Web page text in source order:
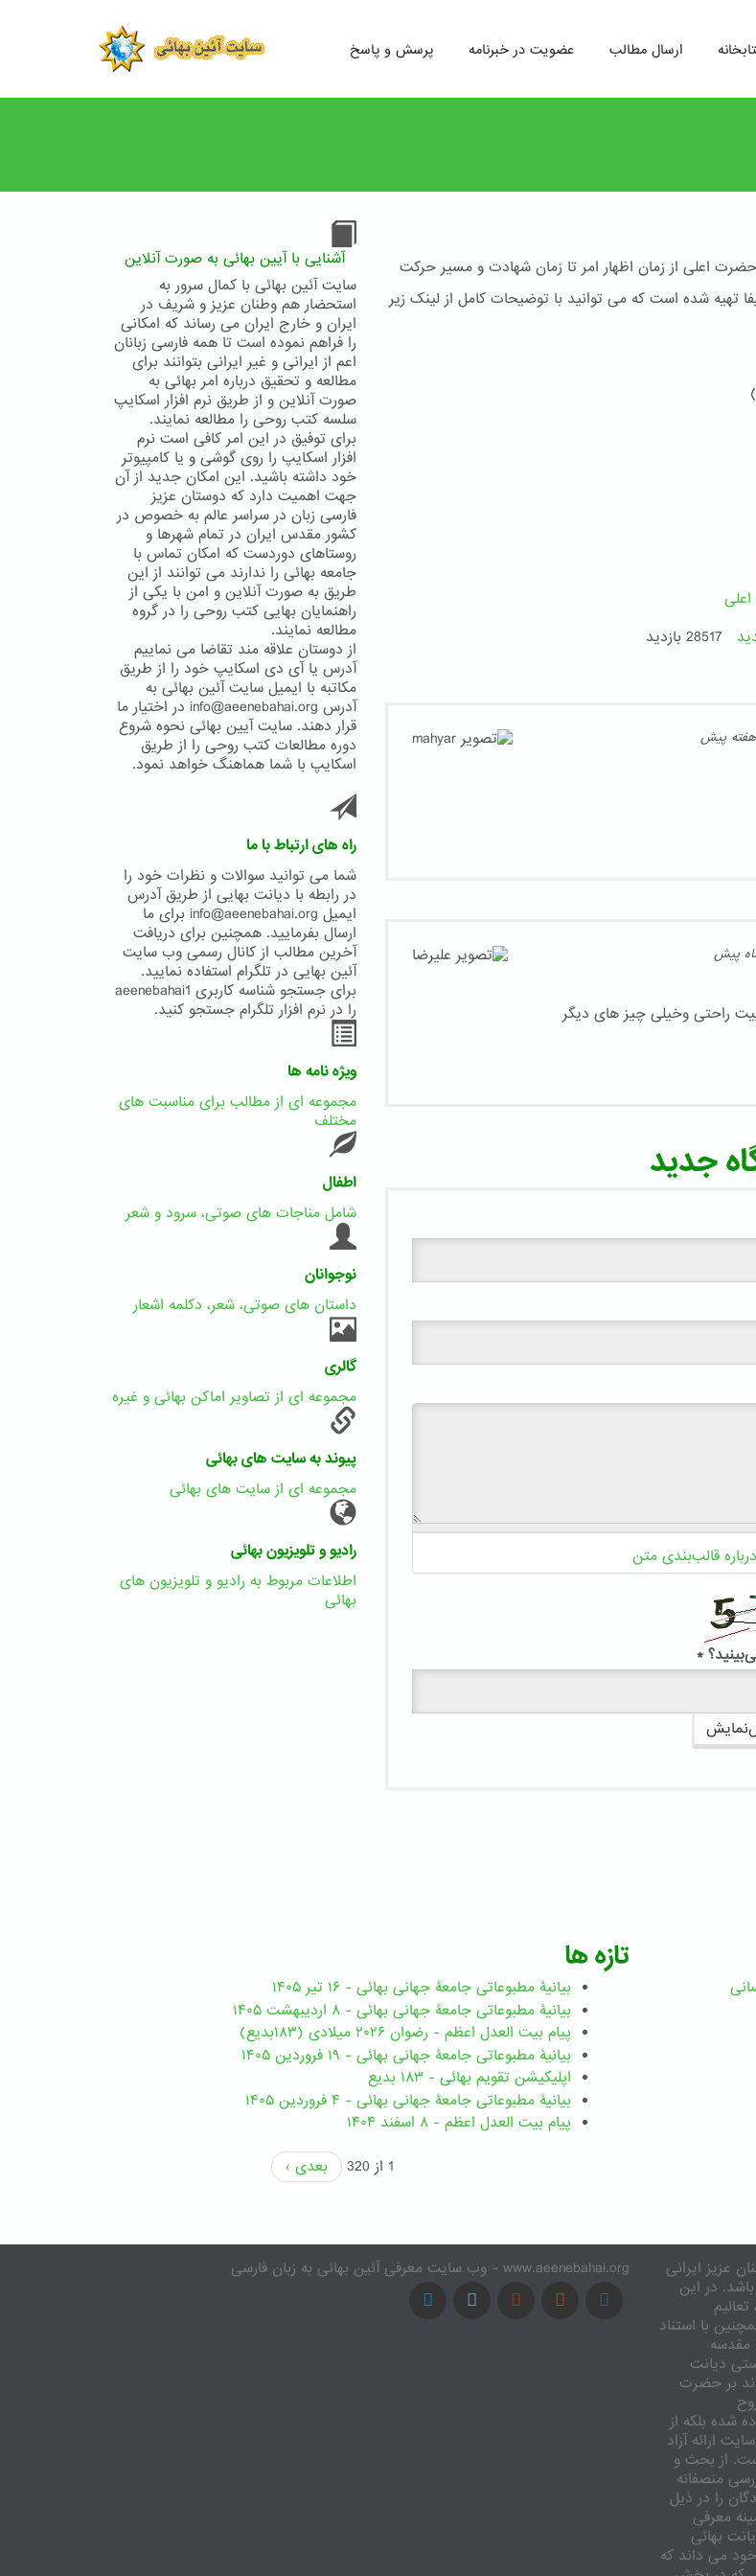
پرسش و پاسخ عضویت در خبرنامه ارسال مطالب
اعلی از زمان اظهار امر تا زمان شهادت و مسیر حرکت
تهیه شده است که می توانید با توضیحات کامل از لینک زیر
28517 بازدید
راحتی وخیلی چیز های دیگر
جدید
قالب‌بندی متن
*
آشنایی با آیین بهائی به صورت آنلاین
سایت آئین بهائی با کمال سرور به
استحضار هم وطنان عزیز و شریف در
ایران و خارج ایران می رساند که امکانی
را فراهم نموده است تا همه فارسی زبانان
اعم از ایرانی و غیر ایرانی بتوانند برای
مطالعه و تحقیق درباره امر بهائی به
صورت آنلاین و از طریق نرم افزار اسکایپ
سلسه کتب روحی را مطالعه نمایند.
برای توفیق در این امر کافی است نرم
افزار اسکایپ را روی گوشی و یا کامپیوتر
خود داشته باشید. این امکان جدید از آن
جهت اهمیت دارد که دوستان عزیز
فارسی زبان در سراسر عالم به خصوص در
کشور مقدس ایران در تمام شهرها و
روستاهای دوردست که امکان تماس با
جامعه بهائی را ندارند می توانند از این
طریق به صورت آنلاین و امن با یکی از
راهنمایان بهایی کتب روحی را در گروه
مطالعه نمایند.
از دوستان علاقه مند تقاضا می نماییم
آدرس یا آی دی اسکایپ خود را از طریق
مکاتبه با ایمیل سایت آئین بهائی به
آدرس info@aeenebahai.org در اختیار ما
قرار دهند. سایت آیین بهائی نحوه شروع
دوره مطالعات کتب روحی را از طریق
اسکایپ با شما هماهنگ خواهد نمود.
راه های ارتباط با ما
شما می توانید سوالات و نظرات خود را
در رابطه با دیانت بهایی از طریق آدرس
ایمیل info@aeenebahai.org برای ما
ارسال بفرمایید. همچنین برای دریافت
آخرین مطالب از کانال رسمی وب سایت
آئین بهایی در تلگرام استفاده نمایید.
برای جستجو شناسه کاربری aeenebahai1
را در نرم افزار تلگرام جستجو کنید.
ویژه نامه ها
مجموعه ای از مطالب برای مناسبت های
مختلف
اطفال
شامل مناجات های صوتی، سرود و شعر
نوجوانان
داستان های صوتی، شعر، دکلمه اشعار
گالری
مجموعه ای از تصاویر اماکن بهائی و غیره
پیوند به سایت های بهائی
مجموعه ای از سایت های بهائی
رادیو و تلویزیون بهائی
اطلاعات مربوط به رادیو و تلویزیون های
بهائی
تازه ها
بیانیۀ مطبوعاتی جامعۀ جهانی بهائی - ۱۶ تیر ۱۴۰۵
بیانیۀ مطبوعاتی جامعۀ جهانی بهائی - ۸ اردیبهشت ۱۴۰۵
پیام بیت العدل اعظم - رضوان ۲۰۲۶ میلادی (۱۸۳بدیع)
بیانیۀ مطبوعاتی جامعۀ جهانی بهائی - ۱۹ فروردین ۱۴۰۵
اپلیکیشن تقویم بهائی - ۱۸۳ بدیع
بیانیۀ مطبوعاتی جامعۀ جهانی بهائی - ۴ فروردین ۱۴۰۵
پیام بیت العدل اعظم - ۸ اسفند ۱۴۰۴
1 از 320
بعدی ›
www.aeenebahai.org - وب سایت معرفی آئین بهائی به زبان فارسی
عزیز ایرانی
در این
با استناد
مقدسه
دیانت
بر حضرت
شده بلکه از
ارائه آزاد
از بحث و
منصفانه
را در ذیل
معرفی
بهائی
می داند که